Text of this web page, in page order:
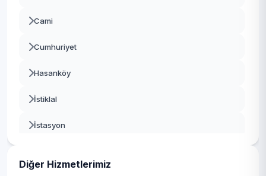
Mustafakemalpaşa
Orhangazi
Cami
Cumhuriyet
Hasanköy
İstiklal
İstasyon
Diğer Hizmetlerimiz